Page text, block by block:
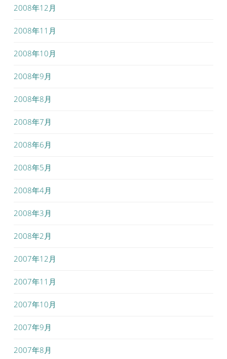
2008年12月
2008年11月
2008年10月
2008年9月
2008年8月
2008年7月
2008年6月
2008年5月
2008年4月
2008年3月
2008年2月
2007年12月
2007年11月
2007年10月
2007年9月
2007年8月